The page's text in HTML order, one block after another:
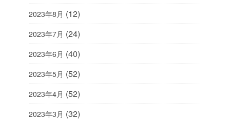
2023年8月 (12)
2023年7月 (24)
2023年6月 (40)
2023年5月 (52)
2023年4月 (52)
2023年3月 (32)